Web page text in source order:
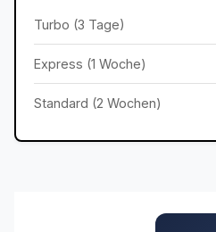
Turbo (3 Tage)
Express (1 Woche)
Standard (2 Wochen)